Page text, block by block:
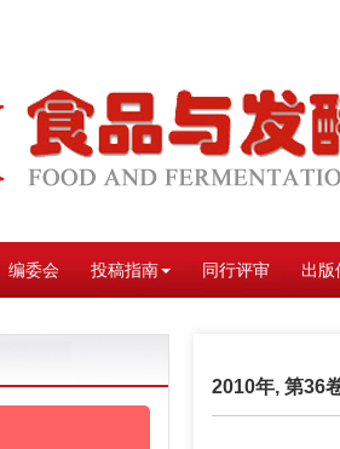
编委会 投稿指南 同行评审 出版
2010年, 第36